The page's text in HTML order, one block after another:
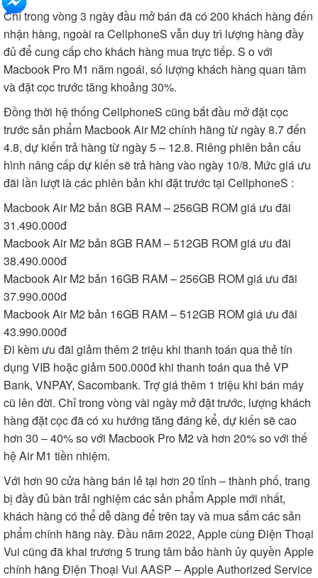
Chỉ trong vòng 3 ngày đầu mở bán đã có 200 khách hàng đến
nhận hàng, ngoài ra CellphoneS vẫn duy trì lượng hàng đầy
đủ để cung cấp cho khách hàng mua trực tiếp. S o với
Macbook Pro M1 năm ngoái, số lượng khách hàng quan tâm
và đặt cọc trước tăng khoảng 30%.
Đồng thời hệ thống CellphoneS cũng bắt đầu mở đặt cọc
trước sản phẩm Macbook Air M2 chính hãng từ ngày 8.7 đến
4.8, dự kiến trả hàng từ ngày 5 – 12.8. Riêng phiên bản cấu
hình nâng cấp dự kiến sẽ trả hàng vào ngày 10/8. Mức giá ưu
đãi lần lượt là các phiên bản khi đặt trước tại CellphoneS :
Macbook Air M2 bản 8GB RAM – 256GB ROM giá ưu đãi
31.490.000đ
Macbook Air M2 bản 8GB RAM – 512GB ROM giá ưu đãi
38.490.000đ
Macbook Air M2 bản 16GB RAM – 256GB ROM giá ưu đãi
37.990.000đ
Macbook Air M2 bản 16GB RAM – 512GB ROM giá ưu đãi
43.990.000đ
Đi kèm ưu đãi giảm thêm 2 triệu khi thanh toán qua thẻ tín
dụng VIB hoặc giảm 500.000đ khi thanh toán qua thẻ VP
Bank, VNPAY, Sacombank. Trợ giá thêm 1 triệu khi bán máy
cũ lên đời. Chỉ trong vòng vài ngày mở đặt trước, lượng khách
hàng đặt cọc đã có xu hướng tăng đáng kể, dự kiến sẽ cao
hơn 30 – 40% so với Macbook Pro M2 và hơn 20% so với thế
hệ Air M1 tiền nhiệm.
Với hơn 90 cửa hàng bán lẻ tại hơn 20 tỉnh – thành phố, trang
bị đầy đủ bàn trải nghiệm các sản phẩm Apple mới nhất,
khách hàng có thể dễ dàng để trên tay và mua sắm các sản
phẩm chính hãng này. Đầu năm 2022, Apple cùng Điện Thoại
Vui cũng đã khai trương 5 trung tâm bảo hành ủy quyền Apple
chính hãng Điện Thoại Vui AASP – Apple Authorized Service